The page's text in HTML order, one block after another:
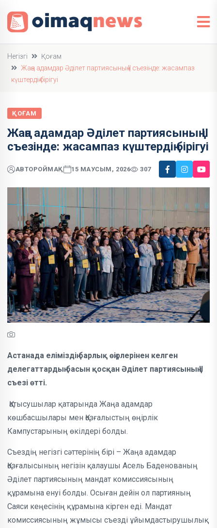
Негізгі
Қоғам
Жаңа адамдар Әділет партиясының II съезінде: жасампаз
күштердің бірігуі
ҚОҒАМ
Жаңа адамдар Әділет партиясының II
съезінде: жасампаз күштердің бірігуі
АВТОРОЙМАҚ 15 МАУСЫМ, 2026 307
Астанада еліміздің барлық өңірлерінен келген
делегаттардың басын қосқан Әділет партиясының II
съезі өтті.
Қатысушылар қатарында Жаңа адамдар
көшбасшылары мен Қозғалыстың өңірлік
Кампустарының өкілдері болды.
Съездің негізгі сәттерінің бірі – Жаңа адамдар
Қозғалысының негізін қалаушы Асель Баденованың
Әділет партиясының мандат комиссиясының
құрамына енуі болды. Осыған дейін ол партияның
Саяси кеңесінің құрамына кірген еді. Мандат
комиссиясының жұмысы съезді ұйымдастырушылық